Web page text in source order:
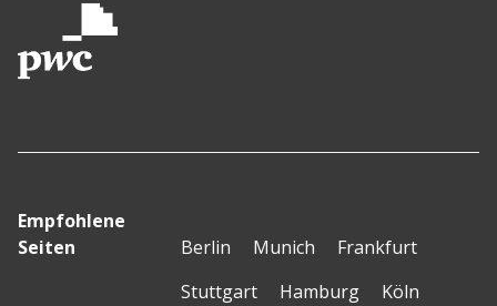
Empfohlene
Seiten
Berlin Munich
Frankfurt
Stuttgart
Hamburg Köln